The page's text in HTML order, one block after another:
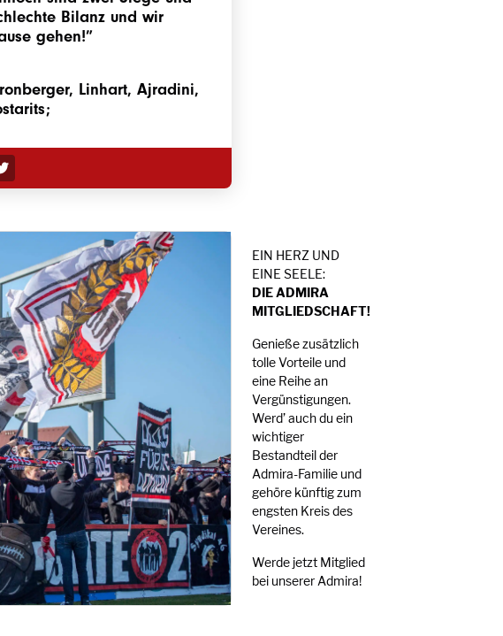
Bilanz und wir
gehen!”
Linhart, Ajradini,
EIN HERZ UND
EINE SEELE:
DIE ADMIRA
MITGLIEDSCHAFT!
Genieße zusätzlich
tolle Vorteile und
eine Reihe an
Vergünstigungen.
Werd’ auch du ein
wichtiger
Bestandteil der
Admira-Familie und
gehöre künftig zum
engsten Kreis des
Vereines.
Werde jetzt Mitglied
bei unserer Admira!